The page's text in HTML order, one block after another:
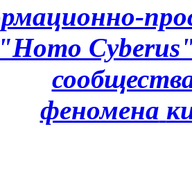
феномена